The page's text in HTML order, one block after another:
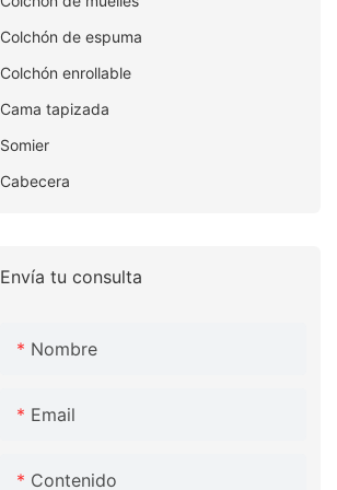
Colchón de espuma
Colchón enrollable
Cama tapizada
Somier
Cabecera
Envía tu consulta
Nombre
Email
Contenido